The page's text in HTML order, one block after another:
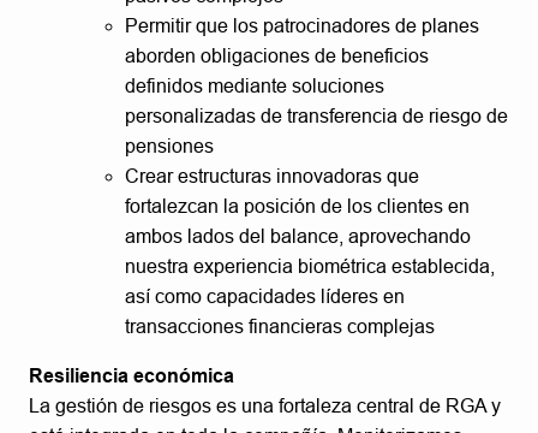
Permitir que los patrocinadores de planes
aborden obligaciones de beneficios
definidos mediante soluciones
personalizadas de transferencia de riesgo de
pensiones
Crear estructuras innovadoras que
fortalezcan la posición de los clientes en
ambos lados del balance, aprovechando
nuestra experiencia biométrica establecida,
así como capacidades líderes en
transacciones financieras complejas
Resiliencia económica
La gestión de riesgos es una fortaleza central de RGA y